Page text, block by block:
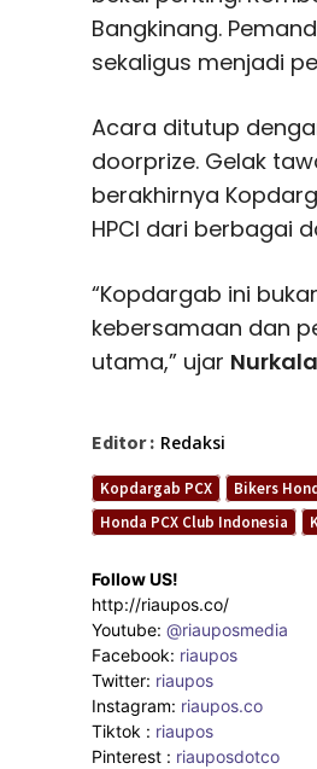
Bangkinang.
sekaligus menjadi
Acara ditutup
doorprize. Gelak
berakhirnya
HPCI dari berbagai
“Kopdargab ini
kebersamaan dan
utama,” ujar
Editor : Redaksi
Kopdargab PCX Bikers
Honda PCX Club Indonesia
Follow US!
http://riaupos.co/
Youtube: @riauposmedia
Facebook: riaupos
Twitter: riaupos
Instagram: riaupos.co
Tiktok : riaupos
Pinterest : riauposdotco